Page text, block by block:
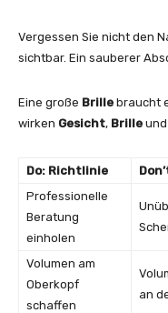
Vergessen Sie nicht den
sichtbar. Ein sauberer
Eine große Brille braucht
wirken Gesicht, Brille
Do: Richtlinie
Professionelle
Beratung
einholen
Volumen am
Oberkopf
schaffen
an